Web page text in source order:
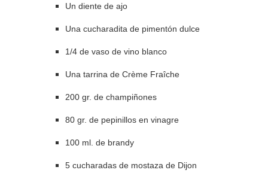
Un diente de ajo
Una cucharadita de pimentón dulce
1/4 de vaso de vino blanco
Una tarrina de Crème Fraîche
200 gr. de champiñones
80 gr. de pepinillos en vinagre
100 ml. de brandy
5 cucharadas de mostaza de Dijon